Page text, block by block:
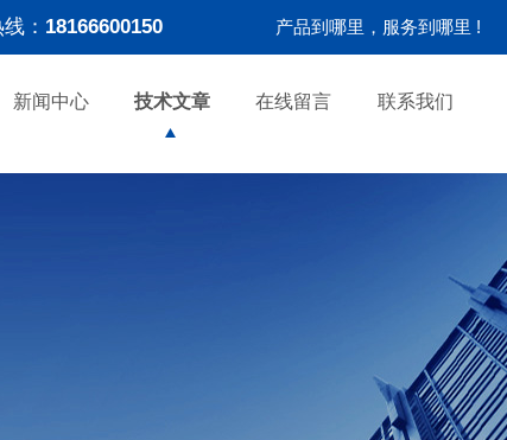
： 18166600150 产品到哪里，服务到哪里 !
新闻中心 技术文章 在线留言 联系我们